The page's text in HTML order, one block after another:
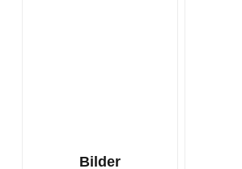
Bilder